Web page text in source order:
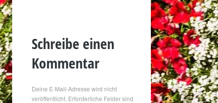
Schreibe einen
Kommentar
Deine E-Mail-Adresse wird nicht
veröffentlicht. Erforderliche Felder sind